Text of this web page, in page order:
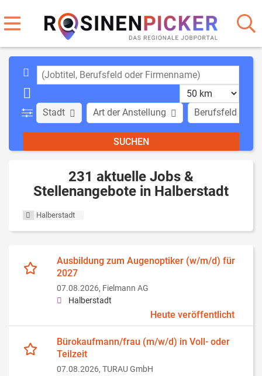
Stadt Art der Anstellung Berufsfeld
231 aktuelle Jobs &
Stellenangebote in Halberstadt
Halberstadt
Ausbildung zum Augenoptiker (w/m/d) für
2027
07.08.2026, Fielmann AG
Halberstadt
Heute veröffentlicht
Bürokaufmann/frau (m/w/d) in Voll- oder
Teilzeit
07.08.2026, TURAU GmbH